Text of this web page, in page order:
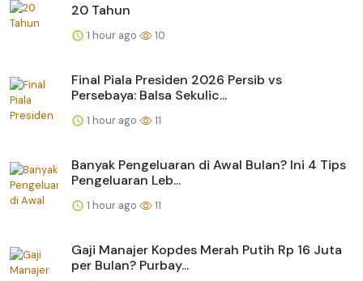
20 Tahun
1 hour ago 10
Final Piala Presiden 2026 Persib vs
Persebaya: Balsa Sekulic...
1 hour ago 11
Banyak Pengeluaran di Awal Bulan? Ini 4 Tips
Pengeluaran Leb...
1 hour ago 11
Gaji Manajer Kopdes Merah Putih Rp 16 Juta
per Bulan? Purbay...